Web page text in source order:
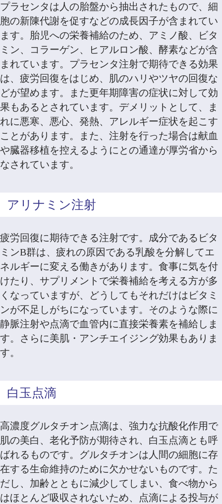
プラセンタは人の胎盤から抽出されたもので、細
胞の新陳代謝を促すなどの成長因子が含まれてい
ます。胎児への栄養補給のため、アミノ酸、ビタ
ミン、コラーゲン、ヒアルロン酸、酵素などが含
まれています。プラセンタ注射で期待できる効果
は、疲労回復をはじめ、肌のハリやツヤの回復な
どが望めます。また更年期障害の症状に対して効
果もあるとされています。デメリットとして、ま
れに悪寒、悪心、発熱、アレルギー症状を起こす
ことがあります。また、注射を行った場合は献血
や臓器移植を控えるようにとの通達が厚労省から
なされています。
アリナミン注射
疲労回復に期待できる注射です。成分であるビタ
ミンB群は、疲れの原因である乳酸を分解してエ
ネルギーに変える働きがあります。食事に気を付
けたり、サプリメントで栄養補給を考える方が多
くなっていますが、どうしてもそれだけはビタミ
ンが不足しがちになっています。そのような際に
静脈注射や点滴で血管内に直接栄養素を補給しま
す。さらに美肌・アンチエイジング効果もありま
す。
白玉点滴
高濃度グルタチオン点滴は、強力な抗酸化作用で
肌の美白、老化予防が期待され、白玉点滴とも呼
ばれるものです。グルタチオンは人間の細胞に存
在する生命維持のために欠かせないものです。た
だし、加齢とともに減少してしまい、食べ物から
はほとんど吸収されないため、点滴による投与が